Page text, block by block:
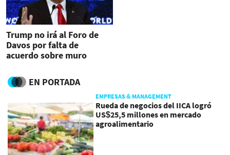
Trump no irá al Foro de
Davos por falta de
acuerdo sobre muro
EN PORTADA
EMPRESAS & MANAGEMENT
Rueda de negocios del IICA logró
US$25,5 millones en mercado
agroalimentario